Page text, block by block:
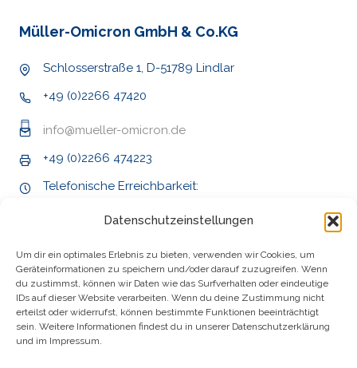
Datenschutzeinstellungen
Um dir ein optimales Erlebnis zu bieten, verwenden wir Cookies, um
Geräteinformationen zu speichern und/oder darauf zuzugreifen. Wenn
du zustimmst, können wir Daten wie das Surfverhalten oder eindeutige
IDs auf dieser Website verarbeiten. Wenn du deine Zustimmung nicht
erteilst oder widerrufst, können bestimmte Funktionen beeinträchtigt
sein. Weitere Informationen findest du in unserer Datenschutzerklärung
und im Impressum.
Müller-Omicron GmbH & Co.KG
Schlosserstraße 1, D-51789 Lindlar
+49 (0)2266 47420
info@mueller-omicron.de
+49 (0)2266 474223
Telefonische Erreichbarkeit: